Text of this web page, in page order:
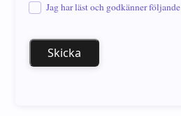
Jag har läst och godkänner följande
Skicka